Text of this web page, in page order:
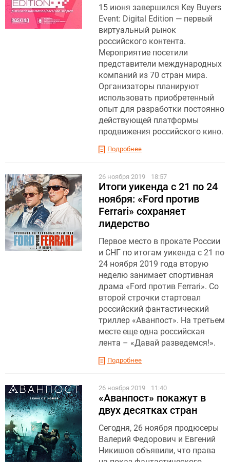
15 июня завершился Key Buyers
Event: Digital Edition — первый
виртуальный рынок
российского контента.
Мероприятие посетили
представители международных
компаний из 70 стран мира.
Организаторы планируют
использовать приобретенный
опыт для разработки постоянно
действующей платформы
продвижения российского кино.
Подробнее
26 ноября 2019 18:57
Итоги уикенда с 21 по 24
ноября: «Ford против
Ferrari» сохраняет
лидерство
Первое место в прокате России
и СНГ по итогам уикенда с 21 по
24 ноября 2019 года вторую
неделю занимает спортивная
драма «Ford против Ferrari». Со
второй строчки стартовал
российский фантастический
триллер «Аванпост». На третьем
месте еще одна российская
лента – «Давай разведемся!».
Подробнее
26 ноября 2019 11:40
«Аванпост» покажут в
двух десятках стран
Сегодня, 26 ноября продюсеры
Валерий Федорович и Евгений
Никишов объявили, что права